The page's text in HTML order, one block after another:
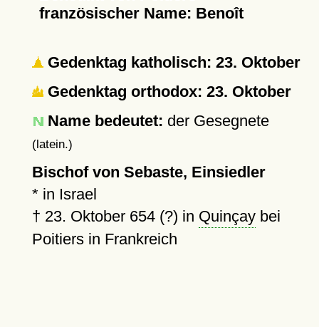
französischer Name: Benoît
Gedenktag katholisch: 23. Oktober
Gedenktag orthodox: 23. Oktober
Name bedeutet: der Gesegnete
(latein.)
Bischof von Sebaste, Einsiedler
* in Israel
† 23. Oktober 654 (?) in Quinçaybei
Poitiers in Frankreich